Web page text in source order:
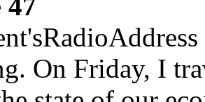
On Friday, I